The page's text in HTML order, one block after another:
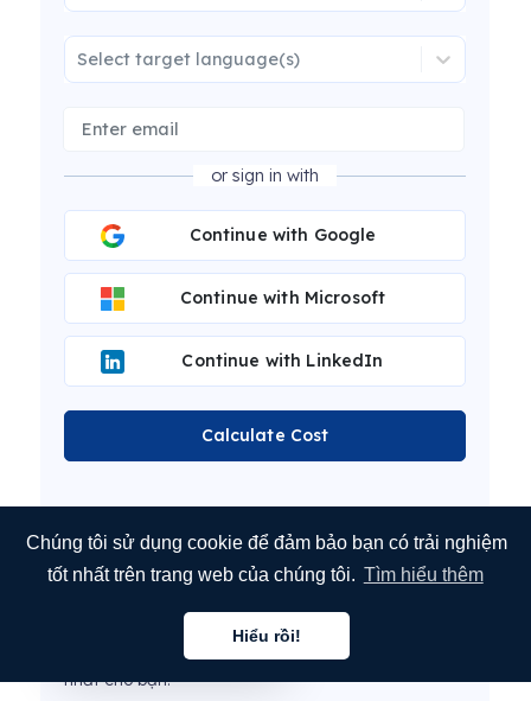
Chúng tôi sử dụng cookie để đảm bảo bạn có trải nghiệm
tốt nhất trên trang web của chúng tôi. Tìm hiểu thêm
Hiểu rồi!
Select target language(s)
or sign in with
Continue with Google
Continue with Microsoft
Continue with LinkedIn
Calculate Cost
Bài viết này được dịch bởi phần mềm dịch
Đội ngũ biên tập viên của chúng tôi hiện đang
chỉnh sửa bài viết này để mang đến trải nghiệm tốt
nhất cho bạn.
Tiếng việt